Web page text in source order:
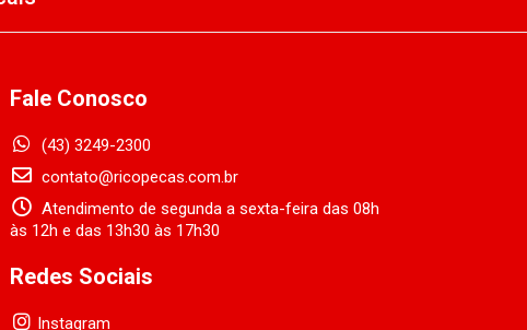
Fale Conosco
(43) 3249-2300
contato@ricopecas.com.br
Atendimento de segunda a sexta-feira das 08h
às 12h e das 13h30 às 17h30
Redes Sociais
Instagram